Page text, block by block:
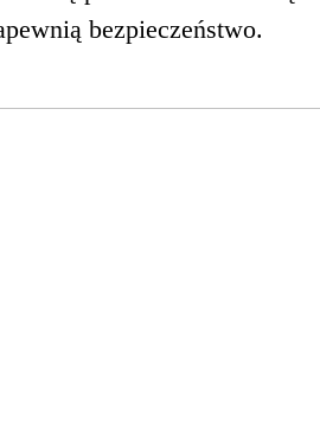
bezpieczeństwo.